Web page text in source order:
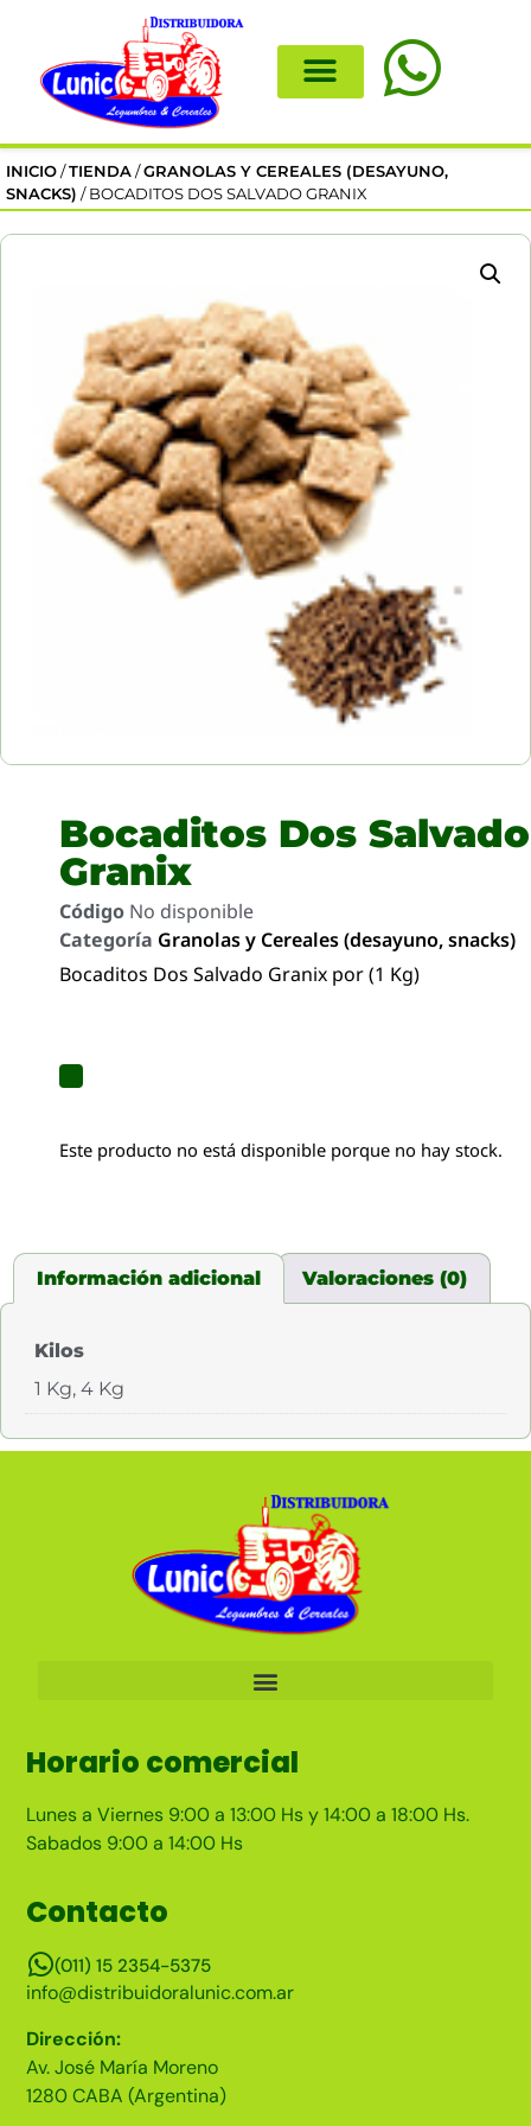
INICIO /TIENDA /GRANOLAS Y CEREALES (DESAYUNO,
SNACKS) / BOCADITOS DOS SALVADO GRANIX
Bocaditos Dos Salvado
Granix
Código No disponible
Categoría Granolas y Cereales (desayuno, snacks)
Bocaditos Dos Salvado Granix por (1 Kg)
Este producto no está disponible porque no hay stock.
Información adicional Valoraciones (0)
Kilos
1 Kg, 4 Kg
Horario comercial
Lunes a Viernes 9:00 a 13:00 Hs y 14:00 a 18:00 Hs.
Sabados 9:00 a 14:00 Hs
Contacto
(011) 15 2354-5375
info@distribuidoralunic.com.ar
Dirección:
Av. José María Moreno
1280 CABA (Argentina)